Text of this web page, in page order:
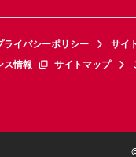
ライバシーポリシー
サイ
ス情報 サイトマップ